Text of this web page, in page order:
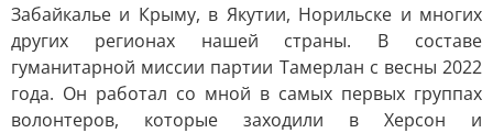
Забайкалье и Крыму, в Якутии, Норильске и многих
других регионах нашей страны. В составе
гуманитарной миссии партии Тамерлан с весны 2022
года. Он работал со мной в самых первых группах
волонтеров, которые заходили в Херсон и